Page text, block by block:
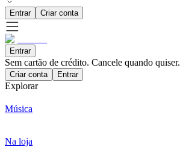
Entrar Criar conta
Entrar
Sem cartão de crédito. Cancele quando quiser.
Criar conta Entrar
Explorar
Música
Na loja